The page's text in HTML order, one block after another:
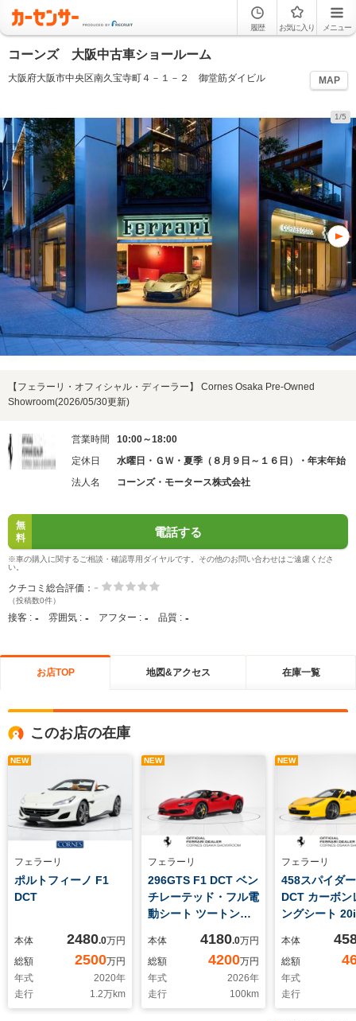
履歴 お気に入り メニュー
コーンズ 大阪中古車ショールーム
大阪府大阪市中央区南久宝寺町４－１－２ 御堂筋ダイビル MAP
1/5
【フェラーリ・オフィシャル・ディーラー】 Cornes Osaka Pre-Owned
Showroom(2026/05/30更新)
営業時間
10:00～18:00
定休日
水曜日・ＧＷ・夏季（８月９日～１６日）・年末年始
法人名
コーンズ・モータース株式会社
無
料
電話する
※車の購入に関するご相談・確認専用ダイヤルです。その他のお問い合わせはご遠慮くださ
い。
クチコミ総合評価： -
（投稿数0件）
接客 : - 雰囲気 : - アフター : - 品質 : -
お店TOP 地図&アクセス 在庫一覧
このお店の在庫
NEW
フェラーリ
ポルトフィーノ F1
DCT
本体 2480.0万円
総額
2500万円
年式
2020年
走行
1.2万km
NEW
フェラーリ
296GTS F1 DCT ベン
チレーテッド・フル電
動シート ツートンボ
APPLE CAR PLAY カ
ーボンファイバー製ア
ッパートンネル カー
ボンファイバー・イン
ストゥルメントクラス
本体 4180.0万円
総額
4200万円
年式
2026年
走行
100km
NEW
フェラーリ
458スパイダ
DCT カーボン
ングシート
ック仕上スポ
ール カーボン
バー・ドライ
ン Hi-Fiプレ
ウンドシステ
本体
総額
年式
走行